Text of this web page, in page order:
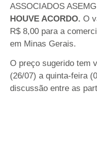
ASSOCIADOS
HOUVE ACORDO. O
R$ 8,00 para a
em Minas Gerais.
O preço sugerido tem
(26/07) a quinta-feira
discussão entre as